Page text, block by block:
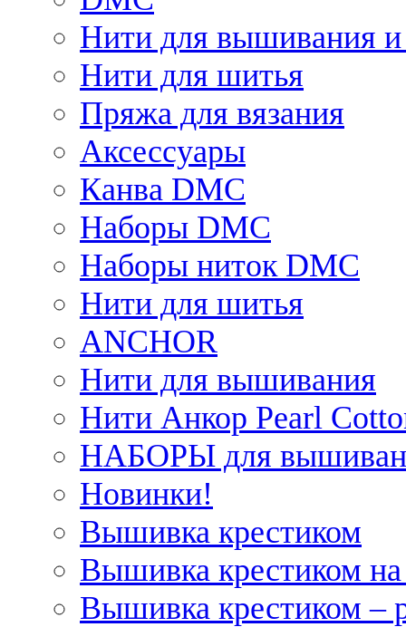
Нити для вышивания и
Нити для шитья
Пряжа для вязания
Аксессуары
Канва DMC
Наборы DMC
Наборы ниток DMC
Нити для шитья
ANCHOR
Нити для вышивания
Нити Анкор Pearl
НАБОРЫ для
Новинки!
Вышивка крестиком
Вышивка крестиком
Вышивка крестиком –